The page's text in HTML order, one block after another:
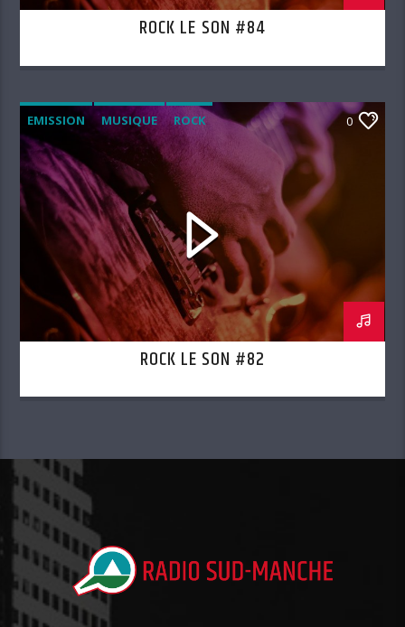
ROCK LE SON #84
EMISSION MUSIQUE
ROCK
ROCK LE SON
0
ROCK LE SON #82